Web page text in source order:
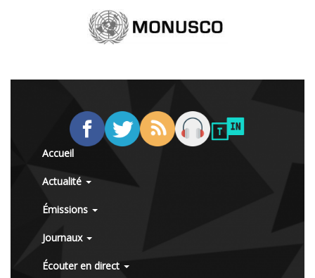
Accueil
Actualité
Émissions
Journaux
Écouter en direct